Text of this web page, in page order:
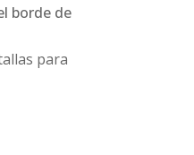
borde de
para